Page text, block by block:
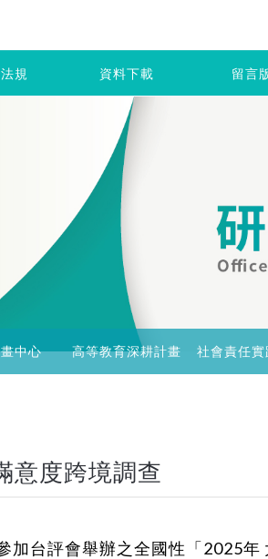
規 資料下載 留言
中心 高等教育深耕計畫 社會責任
意度跨境調查
台評會舉辦之全國性「2025